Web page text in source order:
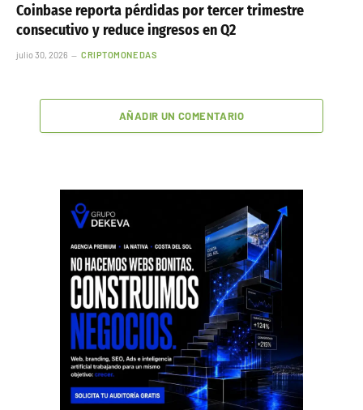
Coinbase reporta pérdidas por tercer trimestre
consecutivo y reduce ingresos en Q2
julio 30, 2026 CRIPTOMONEDAS
AÑADIR UN COMENTARIO